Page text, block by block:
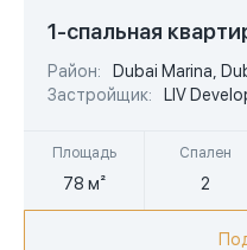
1-спальная
Район:
Dubai Marina,
Застройщик:
LIV
Площадь
78 м²
Спален
2